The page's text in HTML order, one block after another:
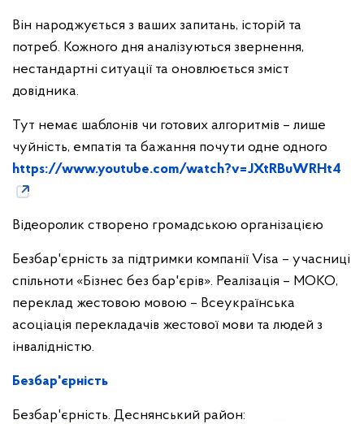
Він народжується з ваших запитань, історій та
потреб. Кожного дня аналізуються звернення,
нестандартні ситуації та оновлюється зміст
довідника.
Тут немає шаблонів чи готових алгоритмів – лише
чуйність, емпатія та бажання почути одне одного
https://www.youtube.com/watch?v=JXtRBuWRHt4
Відеоролик створено громадською організацією
Безбар'єрність за підтримки компанії Visa – учасниці
спільноти «Бізнес без бар'єрів». Реалізація – MOKO,
переклад жестовою мовою – Всеукраїнська
асоціація перекладачів жестової мови та людей з
інвалідністю.
Безбар'єрність
Безбар'єрність. Деснянський район: